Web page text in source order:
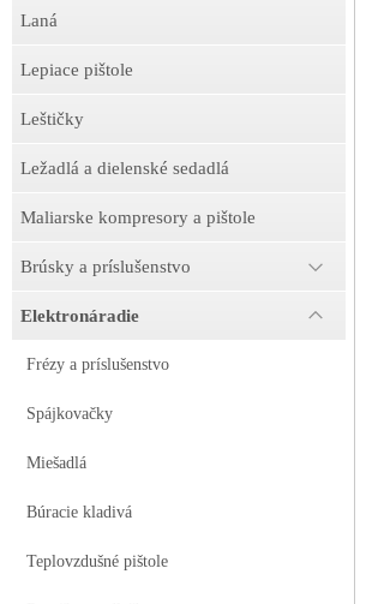
Laná
Lepiace pištole
Leštičky
Ležadlá a dielenské sedadlá
Maliarske kompresory a pištole
Brúsky a príslušenstvo
Elektronáradie
Frézy a príslušenstvo
Spájkovačky
Miešadlá
Búracie kladivá
Teplovzdušné pištole